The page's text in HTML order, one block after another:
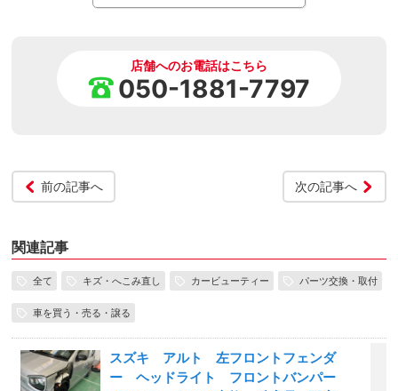
店舗へのお電話はこちら
050-1881-7797
前の記事へ 次の記事へ
関連記事
全て キズ・へこみ直し カービューティー パーツ交換・取付
車を買う・売る・譲る
スズキ アルト 左フロントフェンダ
ー ヘッドライト フロントバンパー